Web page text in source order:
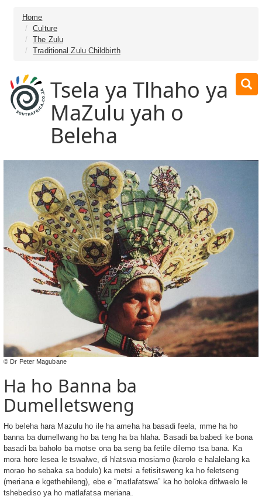
Home
Culture
The Zulu
Traditional Zulu Childbirth
Tsela ya Tlhaho ya
MaZulu yah o
Beleha
© Dr Peter Magubane
Ha ho Banna ba
Dumelletsweng
Ho beleha hara Mazulu ho ile ha ameha ha basadi feela, mme ha ho
banna ba dumellwang ho ba teng ha ba hlaha. Basadi ba babedi ke bona
basadi ba baholo ba motse ona ba seng ba fetile dilemo tsa bana. Ka
mora hore lesea le tswalwe, di hlatswa mosiamo (karolo e halalelang ka
morao ho sebaka sa bodulo) ka metsi a fetisitsweng ka ho feletseng
(meriana e kgethehileng), ebe e “matlafatswa” ka ho boloka ditlwaelo le
tshebediso ya ho matlafatsa meriana.